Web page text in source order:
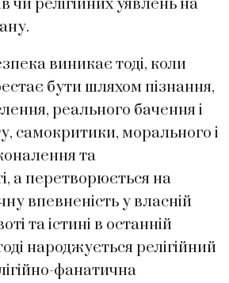
чи релігійних уявлень на
виникає тоді, коли
бути шляхом пізнання,
реального бачення і
самокритики, морального і
та
а перетворюється на
впевненість у власній
та істині в останній
народжується релігійний
фанатична